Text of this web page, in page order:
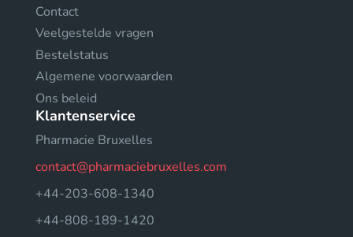
Contact
Veelgestelde vragen
Bestelstatus
Algemene voorwaarden
Ons beleid
Klantenservice
Pharmacie Bruxelles
contact@pharmaciebruxelles.com
+44-203-608-1340
+44-808-189-1420